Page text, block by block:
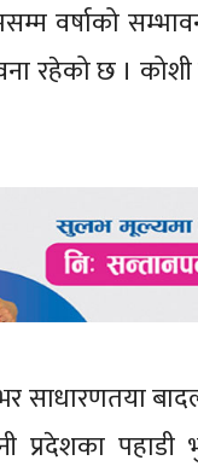
वर्षाको
रहेको छ ।
प्रदेशका